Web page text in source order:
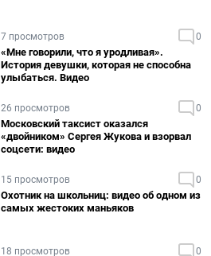
7 просмотров 0
«Мне говорили, что я уродливая».
История девушки, которая не способна
улыбаться. Видео
26 просмотров 0
Московский таксист оказался
«двойником» Сергея Жукова и взорвал
соцсети: видео
15 просмотров 0
Охотник на школьниц: видео об одном из
самых жестоких маньяков
18 просмотров 0